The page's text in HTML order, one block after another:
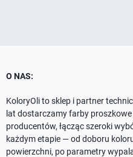
O NAS:
KoloryOli to sklep i partner
lat dostarczamy farby
producentów, łącząc szeroki
każdym etapie — od doboru
powierzchni, po parametry